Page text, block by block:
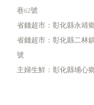
巷62號
省錢超市：彰化縣永靖
省錢超市：彰化縣二林
號
主婦生鮮：彰化縣埔心